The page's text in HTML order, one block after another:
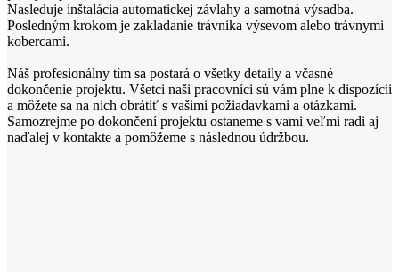
Nasleduje inštalácia automatickej závlahy a samotná výsadba.
Posledným krokom je zakladanie trávnika výsevom alebo trávnymi
kobercami.
Náš profesionálny tím sa postará o všetky detaily a včasné
dokončenie projektu. Všetci naši pracovníci sú vám plne k dispozícii
a môžete sa na nich obrátiť s vašimi požiadavkami a otázkami.
Samozrejme po dokončení projektu ostaneme s vami veľmi radi aj
naďalej v kontakte a pomôžeme s následnou údržbou.